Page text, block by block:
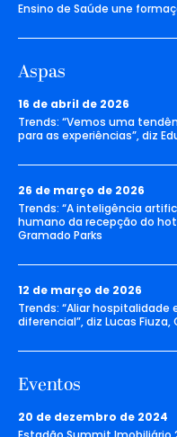
Ensino de Saúde une
Aspas
16 de abril de 2026
Trends: “Vemos uma
para as experiências”, diz
26 de março de 2026
Trends: “A inteligência
humano da recepção do
Gramado Parks
12 de março de 2026
Trends: “Aliar
diferencial”, diz Lucas Fiuza,
Eventos
20 de dezembro de 2024